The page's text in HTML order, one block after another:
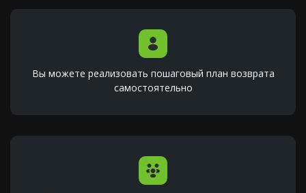
Вы можете реализовать пошаговый план возврата
самостоятельно